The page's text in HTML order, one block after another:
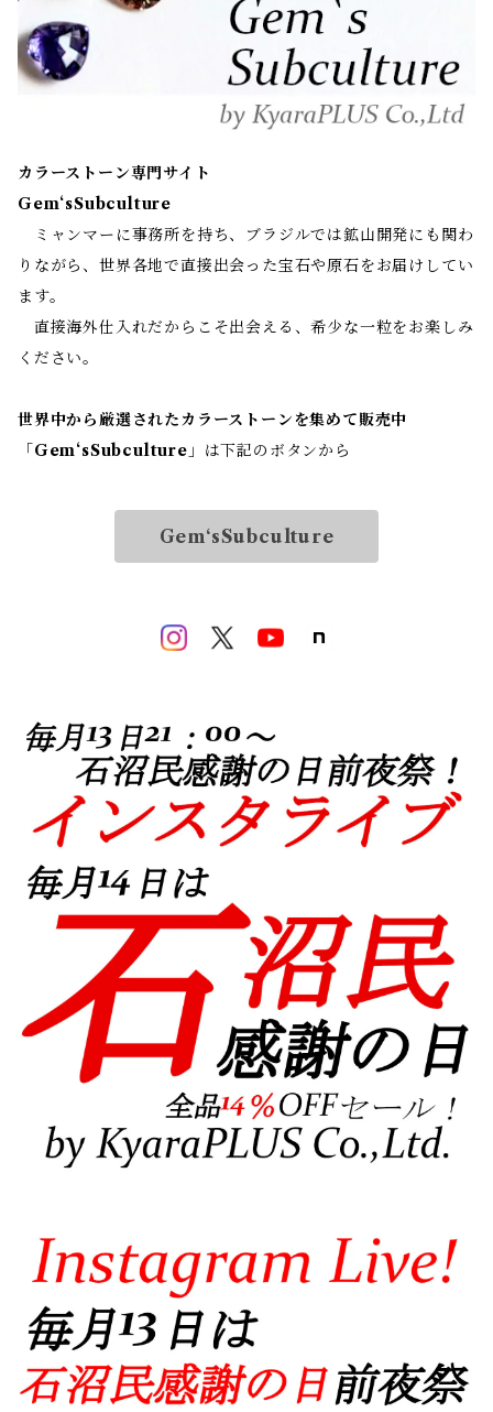
カラーストーン専門サイト
Gem‘sSubculture
ミャンマーに事務所を持ち、ブラジルでは鉱山開発にも関わ
りながら、世界各地で直接出会った宝石や原石をお届けしてい
ます。
直接海外仕入れだからこそ出会える、希少な一粒をお楽しみ
ください。
世界中から厳選されたカラーストーンを集めて販売中
「 Gem‘sSubculture 」は下記のボタンから
Gem‘sSubculture